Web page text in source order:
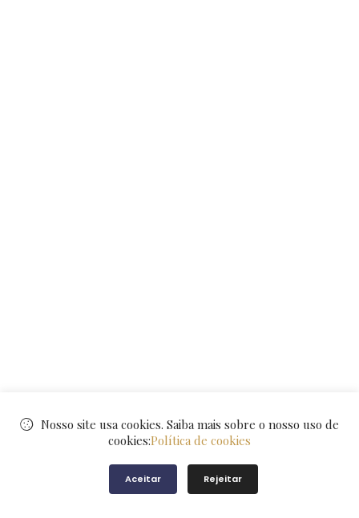
Nosso site usa cookies. Saiba mais sobre o nosso uso de
cookies:Política de cookies
Aceitar Rejeitar